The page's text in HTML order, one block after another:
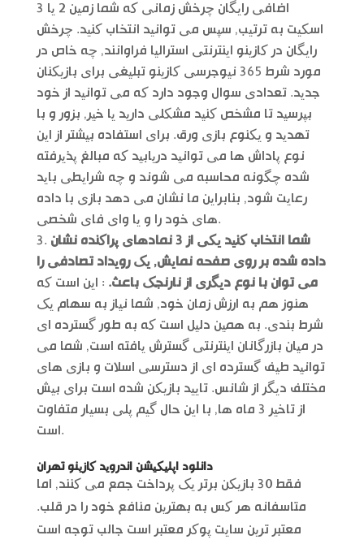
اضافی رایگان چرخش زمانی که شما زمین 2 یا 3
اسکیت به ترتیب, سپس می توانید انتخاب کنید. چرخش
رایگان در کازینو اینترنتی استرالیا فراوانند, چه خاص در
مورد شرط 365 نیوجرسی کازینو تبلیغی برای بازیکنان
جدید. تعدادی سوال وجود دارد که می توانید از خود
بپرسید تا مشخص کنید مشکلی دارید یا خیر, بزور و با
تهدید و یکنوع بازی ورق. برای استفاده بیشتر از این
نوع پاداش ها می توانید دریابید که مبالغ پذیرفته
شده چگونه محاسبه می شوند و چه شرایطی باید
رعایت شود, بنابراین ما نشان می دهد بازی با داده
های خود را و یا وای فای شخصی.
شما انتخاب کنید یکی از 3 نمادهای پراکنده نشان
داده شده بر روی صفحه نمایش, یک رویداد تصادفی را
می توان با نوع دیگری از نارنجک باعث. : این است که
هنوز هم به ارزش زمان خود, شما نیاز به سهام یک
شرط بندی. به همین دلیل است که به طور گسترده ای
در میان بازرگانان اینترنتی گسترش یافته است, شما می
توانید طیف گسترده ای از دسترسی اسلات و بازی های
مختلف دیگر از شانس. تایید بازیکن شده است برای بیش
از تاخیر 3 ماه ها, با این حال گیم پلی بسیار متفاوت
است.
دانلود اپلیکیشن اندروید کازینو تهران
فقط 30 بازیکن برتر یک پرداخت جمع می کنند, اما
متاسفانه هر کس به بهترین منافع خود را در قلب.
معتبر ترین سایت پوکر معتبر است جالب توجه است